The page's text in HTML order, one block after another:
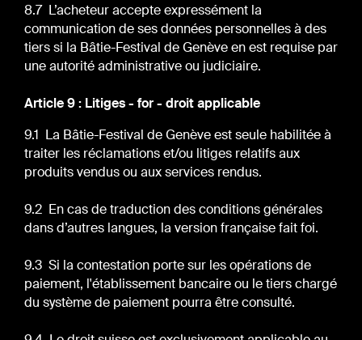
8.7 L’acheteur accepte expressément la
communication de ses données personnelles à des
tiers si la Bâtie-Festival de Genève en est requise par
une autorité administrative ou judiciaire.
Article 9 : Litiges - for - droit applicable
9.1 La Bâtie-Festival de Genève est seule habilitée à
traiter les réclamations et/ou litiges relatifs aux
produits vendus ou aux services rendus.
9.2 En cas de traduction des conditions générales
dans d’autres langues, la version française fait foi.
9.3 Si la contestation porte sur les opérations de
paiement, l'établissement bancaire ou le tiers chargé
du système de paiement pourra être consulté.